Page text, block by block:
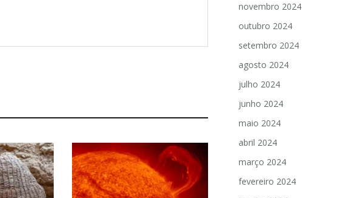
novembro 2024
outubro 2024
setembro 2024
agosto 2024
julho 2024
junho 2024
maio 2024
abril 2024
março 2024
fevereiro 2024